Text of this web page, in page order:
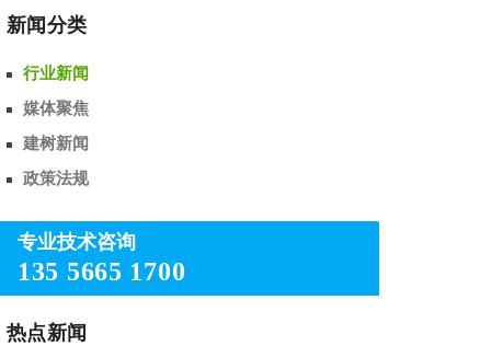
新闻分类
行业新闻
媒体聚焦
建树新闻
政策法规
专业技术咨询
135 5665 1700
热点新闻